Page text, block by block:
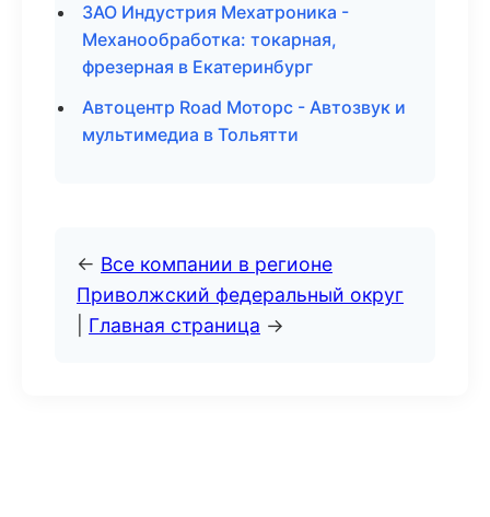
ЗАО Индустрия Мехатроника -
Механообработка: токарная,
фрезерная в Екатеринбург
Автоцентр Road Моторс - Автозвук и
мультимедиа в Тольятти
← Все компании в регионе
Приволжский федеральный округ
Главная страница →